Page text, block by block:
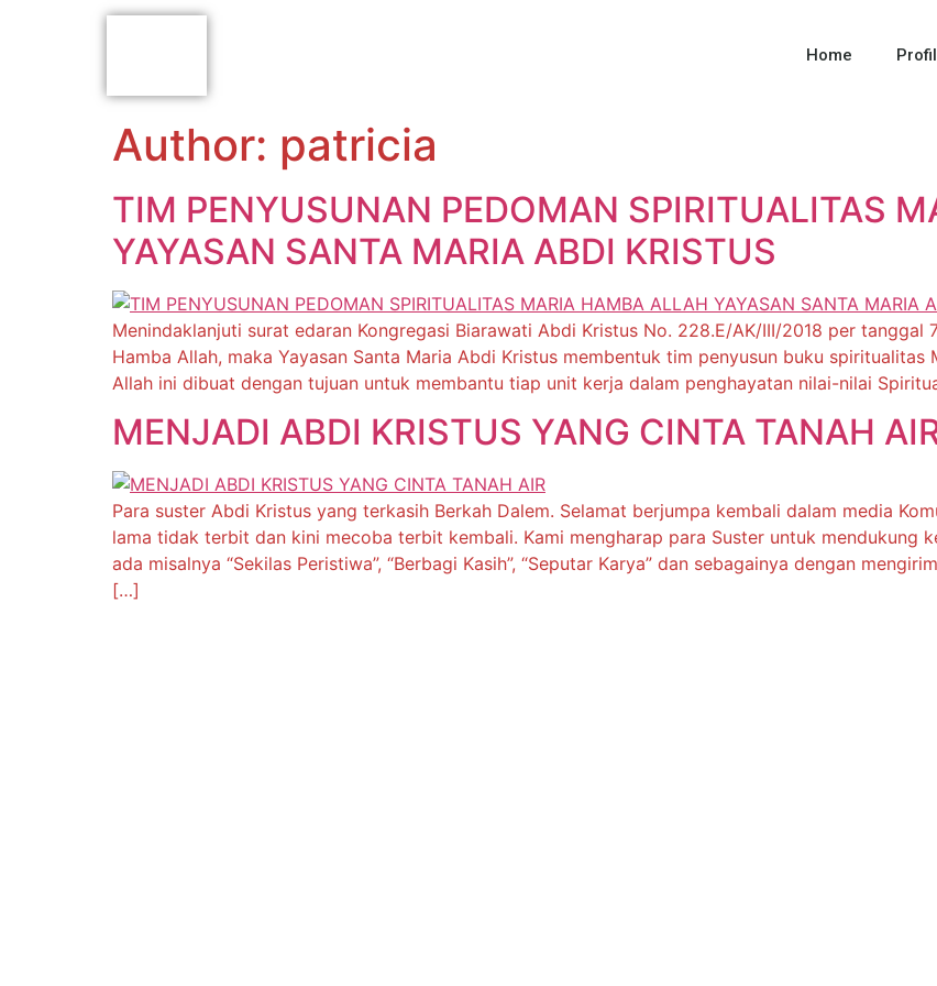
Home Profil
Author: patricia
TIM PENYUSUNAN PEDOMAN SPIRITUALITAS
YAYASAN SANTA MARIA ABDI KRISTUS
Menindaklanjuti surat edaran Kongregasi Biarawati Abdi Kristus No. 228.E/AK/III/2018 per
Hamba Allah, maka Yayasan Santa Maria Abdi Kristus membentuk tim penyusun buku
Allah ini dibuat dengan tujuan untuk membantu tiap unit kerja dalam penghayatan nilai-nilai
MENJADI ABDI KRISTUS YANG CINTA TANAH
Para suster Abdi Kristus yang terkasih Berkah Dalem. Selamat berjumpa kembali dalam media
lama tidak terbit dan kini mecoba terbit kembali. Kami mengharap para Suster untuk mendukung
ada misalnya “Sekilas Peristiwa”, “Berbagi Kasih”, “Seputar Karya” dan sebagainya dengan
[…]